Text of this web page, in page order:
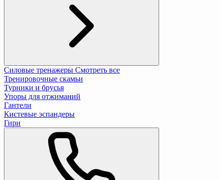
Силовые тренажеры Смотреть все
Тренировочные скамьи
Турники и брусья
Упоры для отжиманий
Гантели
Кистевые эспандеры
Гири